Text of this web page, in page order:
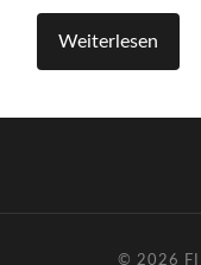
Weiterlesen
© 2026